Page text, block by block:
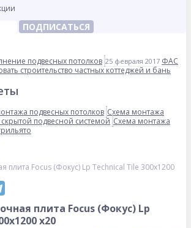
ПОДПИСАТЬСЯ
подвесных потолков 25 февраля 2017 ФАС
строительство частных коттеджей и бань
подвесных потолков Схема монтажа
скрытой подвесной системой Схема монтажа
плита Focus (Фокус) Lp Technical Tile 300x1200
плита Focus (Фокус) Lp
x20